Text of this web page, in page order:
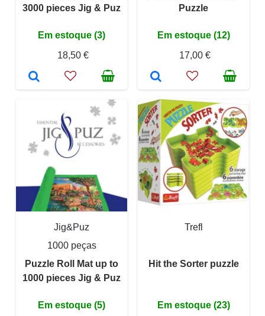
3000 pieces Jig & Puz
Em estoque (3)
18,50 €
Puzzle
Em estoque (12)
17,00 €
Jig&Puz
1000 peças
Puzzle Roll Mat up to
1000 pieces Jig & Puz
Em estoque (5)
Trefl
Hit the Sorter puzzle
Em estoque (23)